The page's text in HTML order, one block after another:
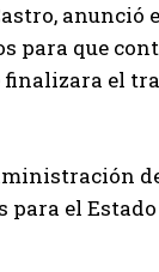
anunció
para que
finalizara el
el